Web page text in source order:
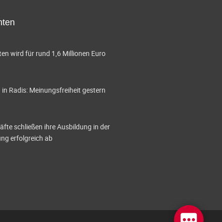
wird für rund 1,6 Millionen Euro
Radis: Meinungsfreiheit gestern
schließen ihre Ausbildung in der
erfolgreich ab